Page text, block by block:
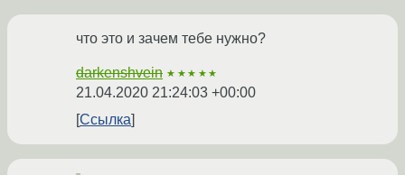
что это и зачем тебе нужно?
darkenshvein ★★★★★
21.04.2020 21:24:03 +00:00
Ссылка